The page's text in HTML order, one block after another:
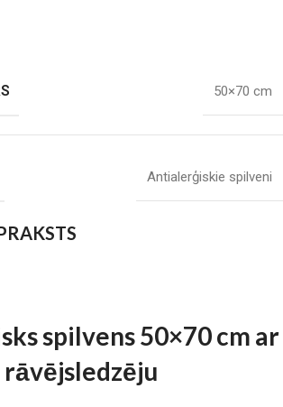
50×70 cm
Antialerģiskie spilveni
spilvens 50×70 cm ar
rāvējsledzēju